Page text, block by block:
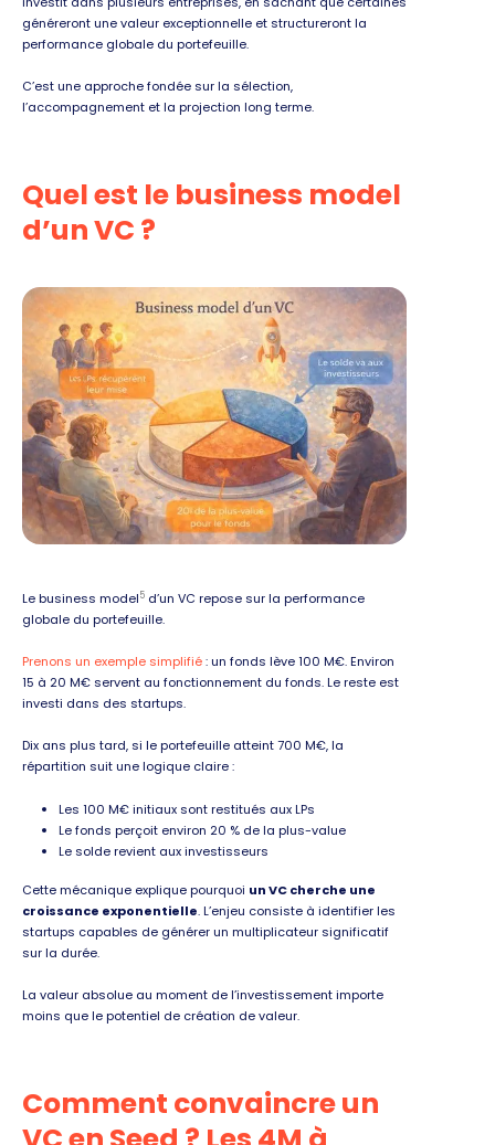
généreront une valeur exceptionnelle et structureront la
performance globale du portefeuille.
C’est une approche fondée sur la sélection,
l’accompagnement et la projection long terme.
Quel est le business model
d’un VC ?
Le business model5 d’un VC repose sur la performance
globale du portefeuille.
Prenons un exemple simplifié: un fonds lève 100 M€. Environ
15 à 20 M€ servent au fonctionnement du fonds. Le reste est
investi dans des startups.
Dix ans plus tard, si le portefeuille atteint 700 M€, la
répartition suit une logique claire :
Les 100 M€ initiaux sont restitués aux LPs
Le fonds perçoit environ 20 % de la plus-value
Le solde revient aux investisseurs
Cette mécanique explique pourquoi un VC cherche une
croissance exponentielle. L’enjeu consiste à identifier les
startups capables de générer un multiplicateur significatif
sur la durée.
La valeur absolue au moment de l’investissement importe
moins que le potentiel de création de valeur.
Comment convaincre un